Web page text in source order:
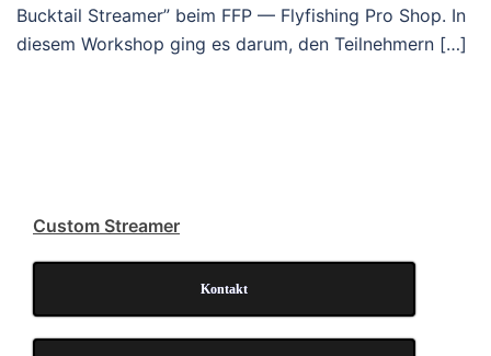
Buck­tail Strea­mer” beim FFP — Fly­fi­shing Pro Shop. In
die­sem Work­shop ging es dar­um, den Teilnehmern […]
Cus­tom Streamer
Kon­takt